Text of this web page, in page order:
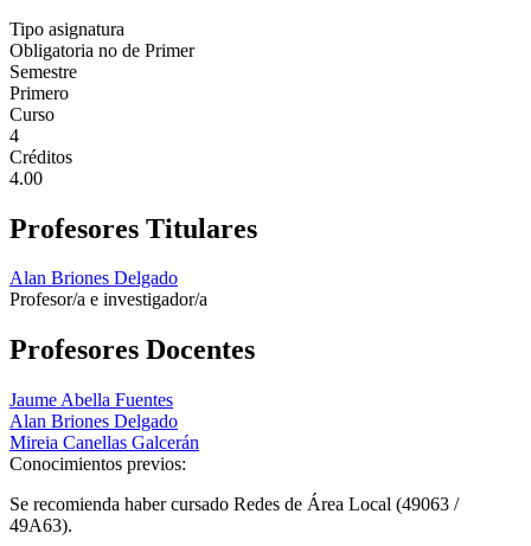
Tipo asignatura
Obligatoria no de Primer
Semestre
Primero
Curso
4
Créditos
4.00
Profesores Titulares
Alan Briones Delgado
Profesor/a e investigador/a
Profesores Docentes
Jaume Abella Fuentes
Alan Briones Delgado
Mireia Canellas Galcerán
Conocimientos previos:
Se recomienda haber cursado Redes de Área Local (49063 /
49A63).